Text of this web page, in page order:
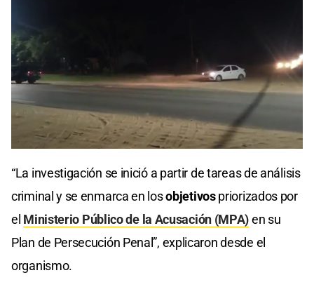
of
seconds
“La investigación se inició a partir de tareas de análisis
criminal y se enmarca en losobjetivospriorizados por
el Ministerio Público de la Acusación (MPA)en su
Plan de Persecución Penal”, explicaron desde el
organismo.